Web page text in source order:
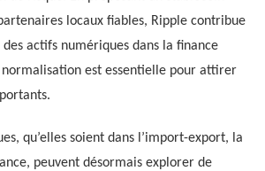
locaux fiables, Ripple contribue
actifs numériques dans la finance
est essentielle pour attirer
qu’elles soient dans l’import-export, la
peuvent désormais explorer de